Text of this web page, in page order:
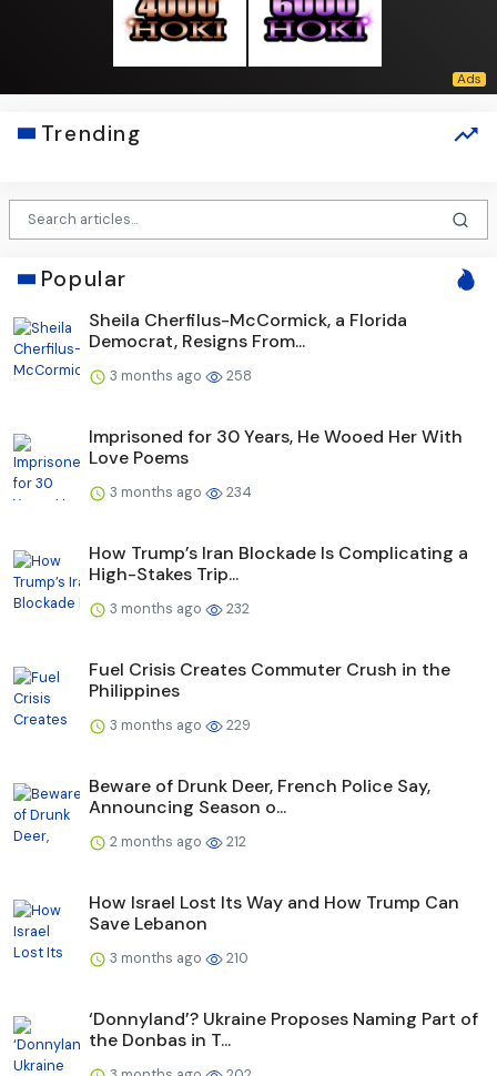
Trending
Popular
Sheila Cherfilus-McCormick, a Florida
Democrat, Resigns From...
3 months ago 258
Imprisoned for 30 Years, He Wooed Her With
Love Poems
3 months ago 234
How Trump’s Iran Blockade Is Complicating a
High-Stakes Trip...
3 months ago 232
Fuel Crisis Creates Commuter Crush in the
Philippines
3 months ago 229
Beware of Drunk Deer, French Police Say,
Announcing Season o...
2 months ago 212
How Israel Lost Its Way and How Trump Can
Save Lebanon
3 months ago 210
‘Donnyland’? Ukraine Proposes Naming Part of
the Donbas in T...